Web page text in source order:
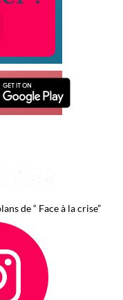
de “ Face à la crise”